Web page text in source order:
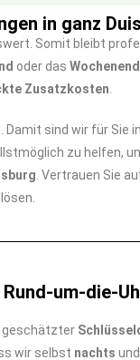
in ganz
Somit bleibt
oder das
Zusatzkosten
. Damit sind wir für Sie
zu helfen,
. Vertrauen Sie
Rund-um-die-
geschätzter
wir selbst nachts